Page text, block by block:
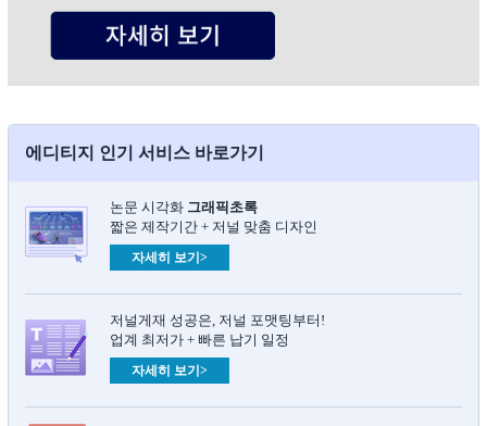
에디티지 인기 서비스 바로가기
논문 시각화 그래픽초록​
짧은 제작기간 + 저널 맞춤 디자인
자세히 보기>
저널게재 성공은, 저널 포맷팅부터!
업계 최저가 + 빠른 납기 일정
자세히 보기>